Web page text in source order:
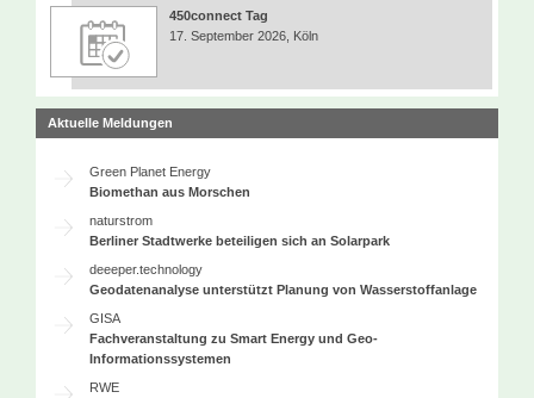
450connect Tag
17. September 2026, Köln
Aktuelle Meldungen
Green Planet Energy
Biomethan aus Morschen
naturstrom
Berliner Stadtwerke beteiligen sich an Solarpark
deeeper.technology
Geodatenanalyse unterstützt Planung von Wasserstoffanlage
GISA
Fachveranstaltung zu Smart Energy und Geo-
Informationssystemen
RWE